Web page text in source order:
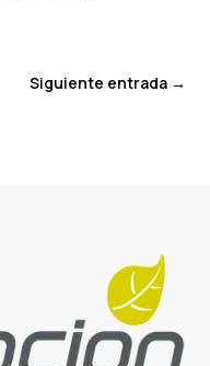
Siguiente entrada→